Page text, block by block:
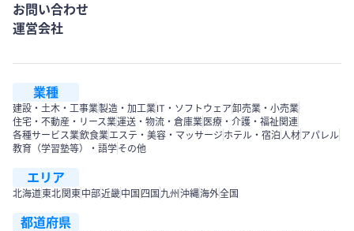
お問い合わせ
運営会社
業種
建設・土木・工事業製造・加工業IT・ソフトウェア卸売業・小売業
住宅・不動産・リース業運送・物流・倉庫業医療・介護・福祉関連
各種サービス業飲食業エステ・美容・マッサージ ホテル・宿泊 人材アパレル
教育（学習塾等）・語学その他
エリア
北海道東北関東中部近畿中国 四国 九州沖縄海外全国
都道府県